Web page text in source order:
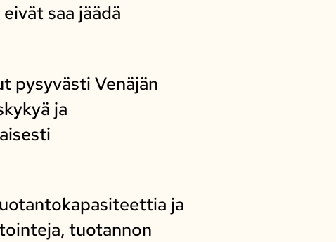
saa jäädä
pysyvästi Venäjän
ja
ja
tuotannon